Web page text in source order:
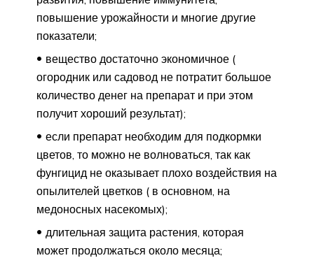
повышение урожайности и многие другие
показатели;
вещество достаточно экономичное (
огородник или садовод не потратит большое
количество денег на препарат и при этом
получит хороший результат);
если препарат необходим для подкормки
цветов, то можно не волноваться, так как
фунгицид не оказывает плохо воздействия на
опылителей цветков ( в основном, на
медоносных насекомых);
длительная защита растения, которая
может продолжаться около месяца;